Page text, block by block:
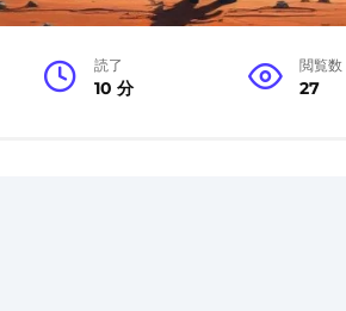
読了
10 分
閲覧数
27